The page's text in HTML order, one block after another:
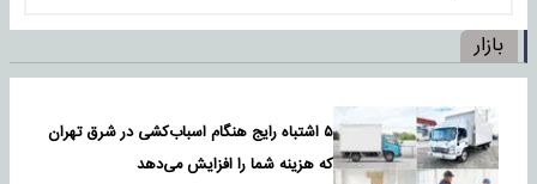
بازار
۵ اشتباه رایج هنگام اسباب‌کشی در شرق تهران
که هزینه شما را افزایش می‌دهد